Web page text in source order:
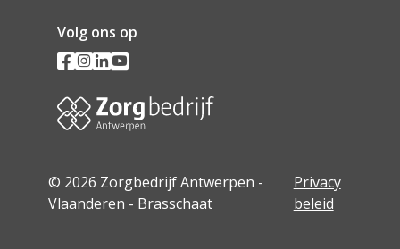
Volg ons op
© 2026 Zorgbedrijf Antwerpen -
Vlaanderen - Brasschaat
Privacy
beleid